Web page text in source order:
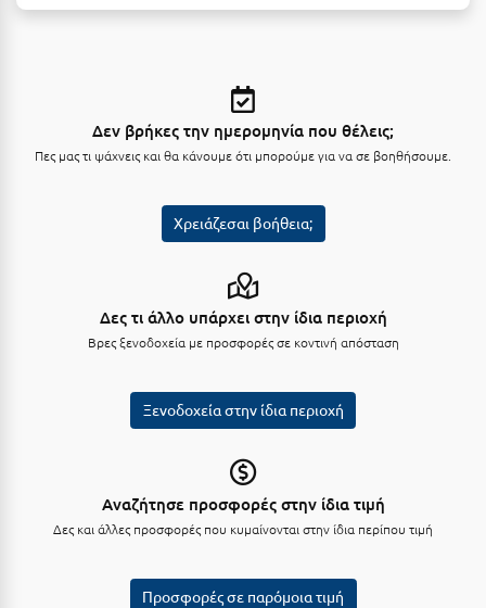
Φοινικούντα
Χαλκιδική
Χράνοι Μεσσηνίας
Δεν βρήκες την ημερομηνία που θέλεις;
Πες μας τι ψάχνεις και θα κάνουμε ότι μπορούμε για να σε βοηθήσουμε.
Χρειάζεσαι βοήθεια;
Δες τι άλλο υπάρχει στην ίδια περιοχή
Βρες ξενοδοχεία με προσφορές σε κοντινή απόσταση
Ξενοδοχεία στην ίδια περιοχή
Αναζήτησε προσφορές στην ίδια τιμή
Δες και άλλες προσφορές που κυμαίνονται στην ίδια περίπου τιμή
Προσφορές σε παρόμοια τιμή